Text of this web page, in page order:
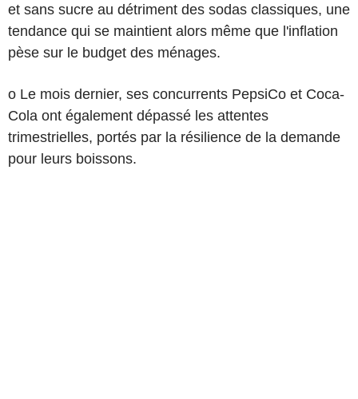
et sans sucre au détriment des sodas classiques, une
tendance qui se maintient alors même que l'inflation
pèse sur le budget des ménages.
o Le mois dernier, ses concurrents PepsiCo et Coca-
Cola ont également dépassé les attentes
trimestrielles, portés par la résilience de la demande
pour leurs boissons.